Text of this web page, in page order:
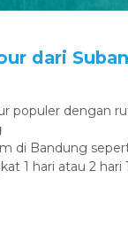
dari
populer dengan
di Bandung
1 hari atau 2 hari